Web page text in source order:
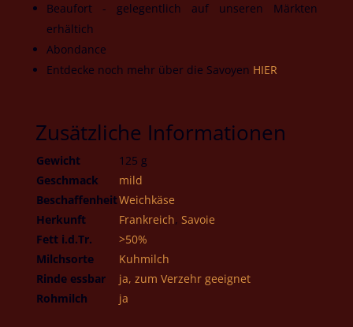
Beaufort - gelegentlich auf unseren Märkten
erhältich
Abondance
Entdecke noch mehr über die Savoyen HIER
Zusätzliche Informationen
Gewicht
125 g
Geschmack
mild
BeschaffenheitWeichkäse
Herkunft
Frankreich, Savoie
Fett i.d.Tr.
>50%
Milchsorte
Kuhmilch
Rinde essbar
ja, zum Verzehr geeignet
Rohmilch
ja